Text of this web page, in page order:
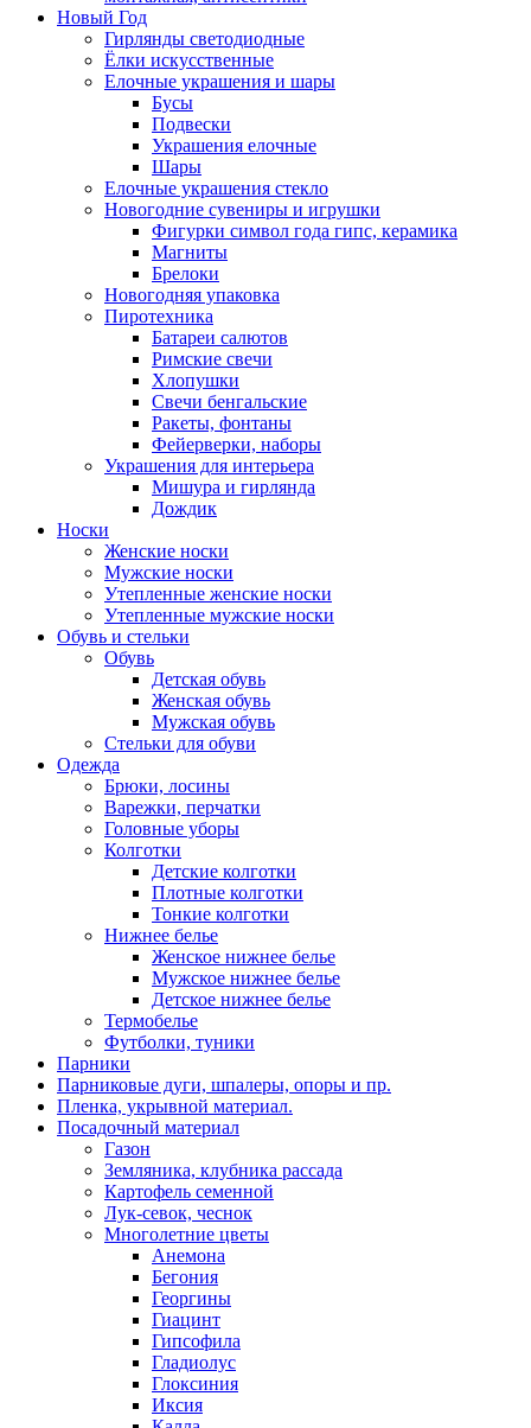
Новый Год
Гирлянды светодиодные
Ёлки искусственные
Елочные украшения и шары
Бусы
Подвески
Украшения елочные
Шары
Елочные украшения стекло
Новогодние сувениры и игрушки
Фигурки символ года гипс, керамика
Магниты
Брелоки
Новогодняя упаковка
Пиротехника
Батареи салютов
Римские свечи
Хлопушки
Свечи бенгальские
Ракеты, фонтаны
Фейерверки, наборы
Украшения для интерьера
Мишура и гирлянда
Дождик
Носки
Женские носки
Мужские носки
Утепленные женские носки
Утепленные мужские носки
Обувь и стельки
Обувь
Детская обувь
Женская обувь
Мужская обувь
Стельки для обуви
Одежда
Брюки, лосины
Варежки, перчатки
Головные уборы
Колготки
Детские колготки
Плотные колготки
Тонкие колготки
Нижнее белье
Женское нижнее белье
Мужское нижнее белье
Детское нижнее белье
Термобелье
Футболки, туники
Парники
Парниковые дуги, шпалеры, опоры и пр.
Пленка, укрывной материал.
Посадочный материал
Газон
Земляника, клубника рассада
Картофель семенной
Лук-севок, чеснок
Многолетние цветы
Анемона
Бегония
Георгины
Гиацинт
Гипсофила
Гладиолус
Глоксиния
Иксия